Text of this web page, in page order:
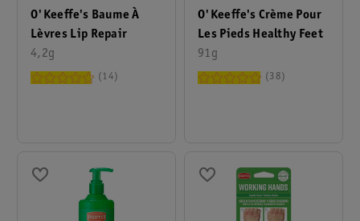
O'Keeffe's Baume À
Lèvres Lip Repair
4,2g
14
O'Keeffe's Crème Pour
Les Pieds Healthy Feet
91g
38